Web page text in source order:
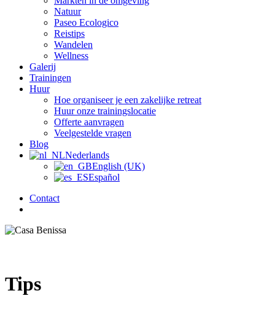
Natuur
Paseo Ecologico
Reistips
Wandelen
Wellness
Galerij
Trainingen
Huur
Hoe organiseer je een zakelijke retreat
Huur onze trainingslocatie
Offerte aanvragen
Veelgestelde vragen
Blog
Nederlands
English (UK)
Español
Contact
Tips